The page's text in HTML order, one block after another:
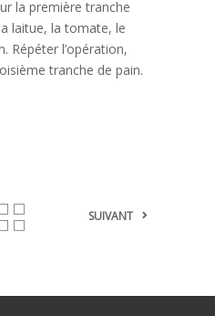
la première tranche
laitue, la tomate, le
Répéter l’opération,
tranche de pain.
SUIVANT